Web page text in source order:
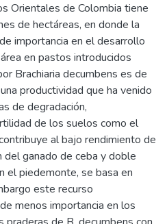
Orientales de Colombia tiene
de hectáreas, en donde la
importancia en el desarrollo
en pastos introducidos
Brachiaria decumbens es de
productividad que ha venido
de degradación,
de los suelos como el
al bajo rendimiento de
ganado de ceba y doble
el piedemonte, se basa en
este recurso
menos importancia en los